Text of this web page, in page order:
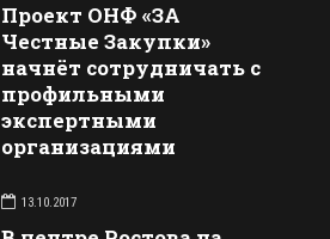
Проект ОНФ «ЗА
Честные Закупки»
начнёт сотрудничать с
профильными
экспертными
организациями
13.10.2017